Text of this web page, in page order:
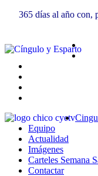
365 días al año con,
Equipo
Actualidad
Imágenes
Carteles Semana
Contactar